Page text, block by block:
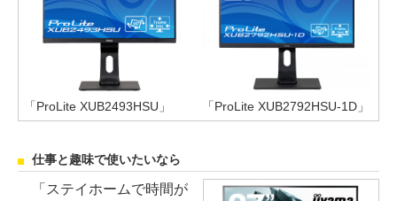
「ProLite XUB2493HSU」 「ProLite XUB2792HSU-1D」
仕事と趣味で使いたいなら
「ステイホームで時間が